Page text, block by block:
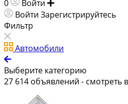
0 Войти
Войти Зарегистрируйтесь
Фильтр
Автомобили
Выберите категорию
27 614 объявлений - смотреть